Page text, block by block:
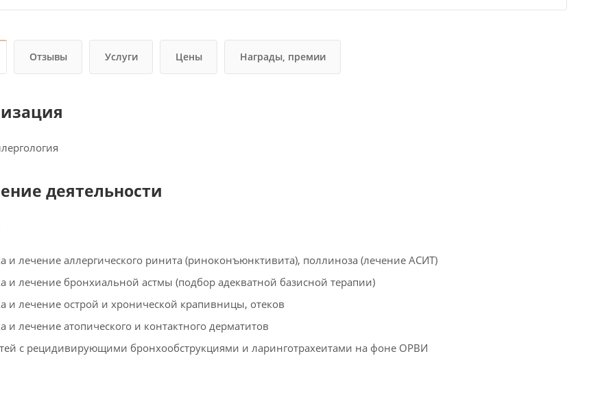
Отзывы Услуги Цены Награды, премии
деятельности
и лечение аллергического ринита (риноконъюнктивита), поллиноза (лечение АСИТ)
и лечение бронхиальной астмы (подбор адекватной базисной терапии)
и лечение острой и хронической крапивницы, отеков
и лечение атопического и контактного дерматитов
с рецидивирующими бронхообструкциями и ларинготрахеитами на фоне ОРВИ